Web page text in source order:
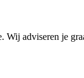
Wij adviseren je